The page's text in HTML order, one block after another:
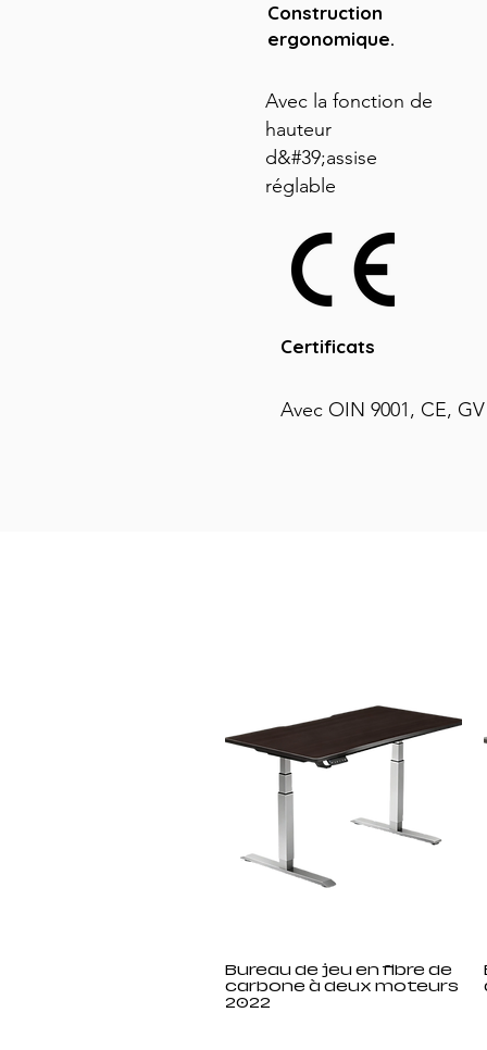
Construction
ergonomique.
Avec la fonction de
hauteur
d&#39;assise
réglable
Certificats
Avec OIN 9001, CE, GV
Bureau de jeu en fibre de
carbone à deux moteurs
2022